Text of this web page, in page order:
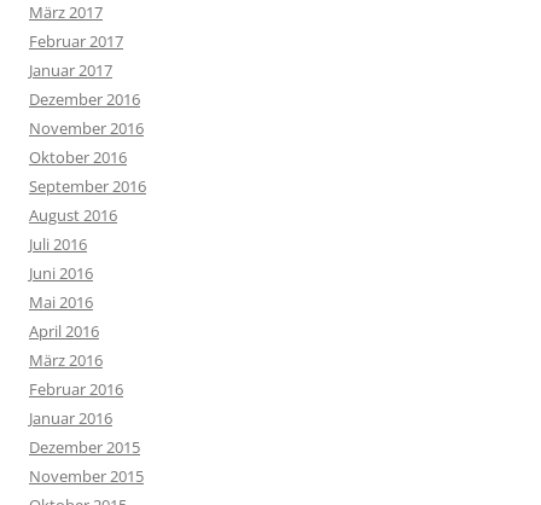
März 2017
Februar 2017
Januar 2017
Dezember 2016
November 2016
Oktober 2016
September 2016
August 2016
Juli 2016
Juni 2016
Mai 2016
April 2016
März 2016
Februar 2016
Januar 2016
Dezember 2015
November 2015